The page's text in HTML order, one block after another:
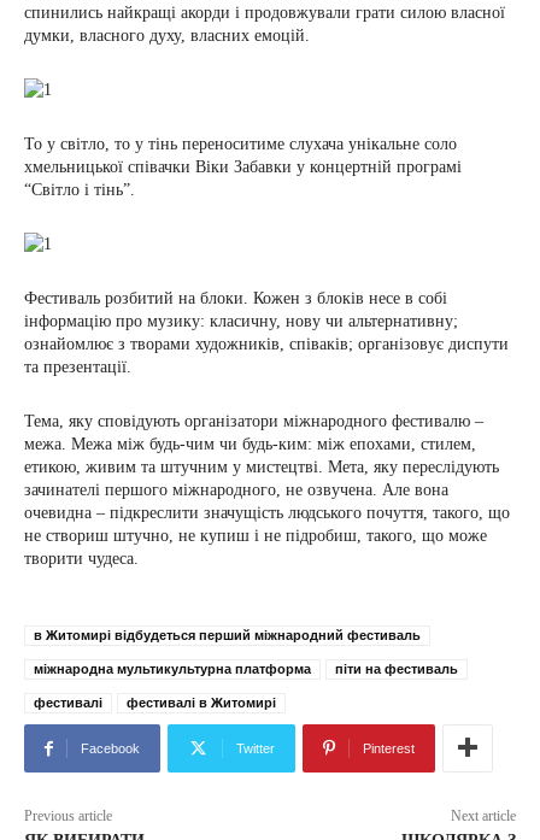
спинились найкращі акорди і продовжували грати силою власної
думки, власного духу, власних емоцій.
То у світло, то у тінь переноситиме слухача унікальне соло
хмельницької співачки Віки Забавки у концертній програмі
“Світло і тінь”.
Фестиваль розбитий на блоки. Кожен з блоків несе в собі
інформацію про музику: класичну, нову чи альтернативну;
ознайомлює з творами художників, співаків; організовує диспути
та презентації.
Тема, яку сповідують організатори міжнародного фестивалю –
межа. Межа між будь-чим чи будь-ким: між епохами, стилем,
етикою, живим та штучним у мистецтві. Мета, яку переслідують
зачинателі першого міжнародного, не озвучена. Але вона
очевидна – підкреслити значущість людського почуття, такого, що
не створиш штучно, не купиш і не підробиш, такого, що може
творити чудеса.
в Житомирі відбудеться перший міжнародний фестиваль
міжнародна мультикультурна платформа піти на фестиваль
фестивалі фестивалі в Житомирі
Facebook Twitter Pinterest
Previous article Next article